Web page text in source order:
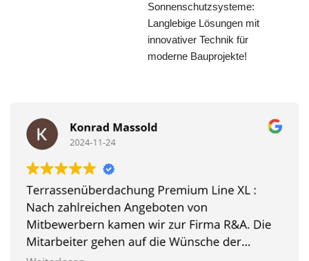
Sonnenschutzsysteme:
Langlebige Lösungen mit
innovativer Technik für
moderne Bauprojekte!